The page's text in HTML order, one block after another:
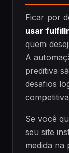
Ficar por
usar
quem
A
preditiva
desafios
Se você
seu site
medida na